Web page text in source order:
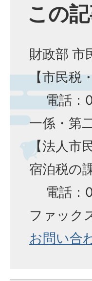
この
財政部 市
【市民税
電話：
一係・第
【法人市
宿泊税の
電話：
ファック
お問い合